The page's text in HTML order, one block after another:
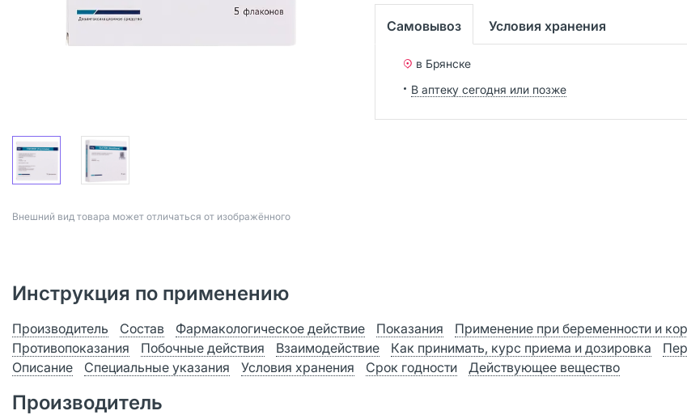
Bнешний вид товара может отличаться от изображённого
Самовывоз Условия хранения
в Брянске
В аптеку сегодня или позже
Инструкция по применению
Производитель Состав Фармакологическое действие Показания
Применение при беременности и
Противопоказания
Побочные действия Взаимодействие Как принимать, курс приема и дозировка
Описание
Специальные указания Условия хранения Срок годности Действующее вещество
Производитель